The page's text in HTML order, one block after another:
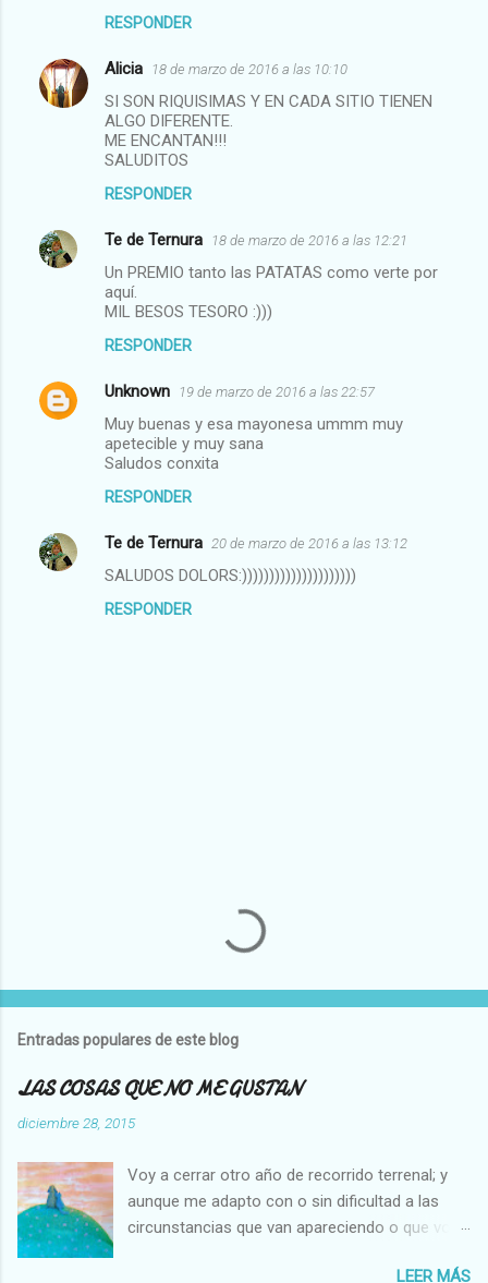
RESPONDER
Alicia 18 de marzo de 2016 a las 10:10
SI SON RIQUISIMAS Y EN CADA SITIO TIENEN
ALGO DIFERENTE.
ME ENCANTAN!!!
SALUDITOS
RESPONDER
Te de Ternura 18 de marzo de 2016 a las 12:21
Un PREMIO tanto las PATATAS como verte por
aquí.
MIL BESOS TESORO :)))
RESPONDER
Unknown 19 de marzo de 2016 a las 22:57
Muy buenas y esa mayonesa ummm muy
apetecible y muy sana
Saludos conxita
RESPONDER
Te de Ternura 20 de marzo de 2016 a las 13:12
SALUDOS DOLORS:)))))))))))))))))))))
RESPONDER
l
c
a
r
n
c
o
m
e
n
Entradas populares de este blog
LAS COSAS QUE NO ME GUSTAN
diciembre 28, 2015
Voy a cerrar otro año de recorrido terrenal; y
aunque me adapto con o sin dificultad a las
circunstancias que van apareciendo o que voy
LEER MÁS